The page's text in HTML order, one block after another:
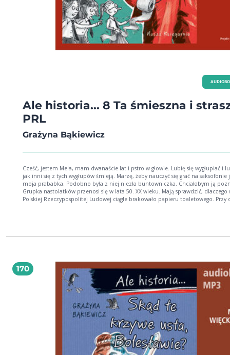
Ale historia... 8 Ta śmieszna i
PRL
Grażyna Bąkiewicz
Cześć, jestem Mela, mam dwanaście lat i pstro w głowie. Lubię się wygłupiać i
jak inni się z tych wygłupów śmieją. Marzę, żeby nauczyć się grać na saksofonie
moja prababka. Podobno była z niej niezła buntowniczka. Chciałabym ją
Grupka nastolatków przenosi się w lata 50. XX wieku. Mają sprawdzić, dlaczego
Polskiej Rzeczypospolitej Ludowej ciągle brakowało papieru toaletowego. Przy
Nowickiego, zawiera edukacyjne komiksy, których specjalnie opracowanych i
filozoficzno-historyczny na Uniwersytecie Łódzkim. Autorka kilkunastu książek.
debiutancką powieść O melba! otrzymała I nagrodę IBBY Książka Roku 2002. Dwie
kolejne: Stan podgorączkowy (2003) i Będę u Klary (2004), także skierowane do
młodego odbiorcy, równie dobrze przyjęte zostały przez dorosłych
Korniszonek (2004), powieść dla dzieci, został uhonorowany przez Poznański
Nowości Wydawniczych i Bibliotekę Ossolińskich jako Książka Jesieni 2004 r.
butelce, powieść przeznaczona dla nastolatków, nominowana została do
literackiej Srebrny kałamarz 2008. Ale historia Mieszko, ty wikingu! otrzymała
wyróżnienie w 23. edycji Ogólnopolskiej Nagrody Literackiej im. Kornela
Makuszyńskiego 2016. Grażyna Bąkiewicz pisze z ogromną przyjemnością
dla dorosłych, jak i młodych czytelników. Prowadzi też warsztaty pisania bajek.
Powyższy opis pochodzi od wydawcy.
170